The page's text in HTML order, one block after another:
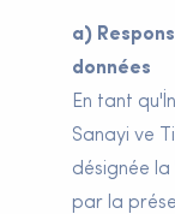
a)
données
En tant
Sanayi ve
désignée la
par la